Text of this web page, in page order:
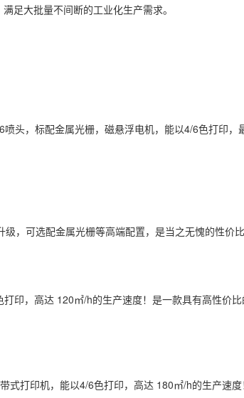
足大批量不间断的工业化生产需求。
头，标配金属光栅，磁悬浮电机，能以4/6色打印，
，可选配金属光栅等高端配置，是当之无愧的性价比
印，高达 120㎡/h的生产速度！是一款具有高性价
打印机，能以4/6色打印，高达 180㎡/h的生产速度